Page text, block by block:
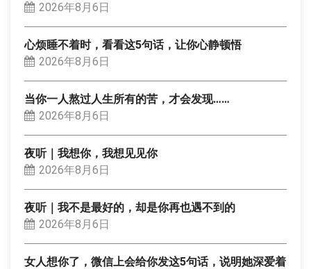
2026年8月6日
心烦睡不着时，看看这5句话，让你心静顿悟
2026年8月6日
当你一人熬过人生所有的苦，才会发现……
2026年8月6日
夜听｜我想你，我想见见你
2026年8月6日
夜听｜我不是最好的，却是你再也遇不到的
2026年8月6日
女人想你了，微信上会给你发这5句话，说明她深爱着